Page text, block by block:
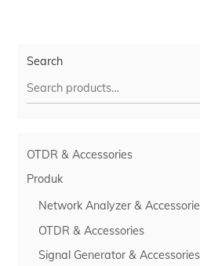
Search
OTDR & Accessories
Produk
Network Analyzer &
OTDR & Accessories
Signal Generator & Accessories